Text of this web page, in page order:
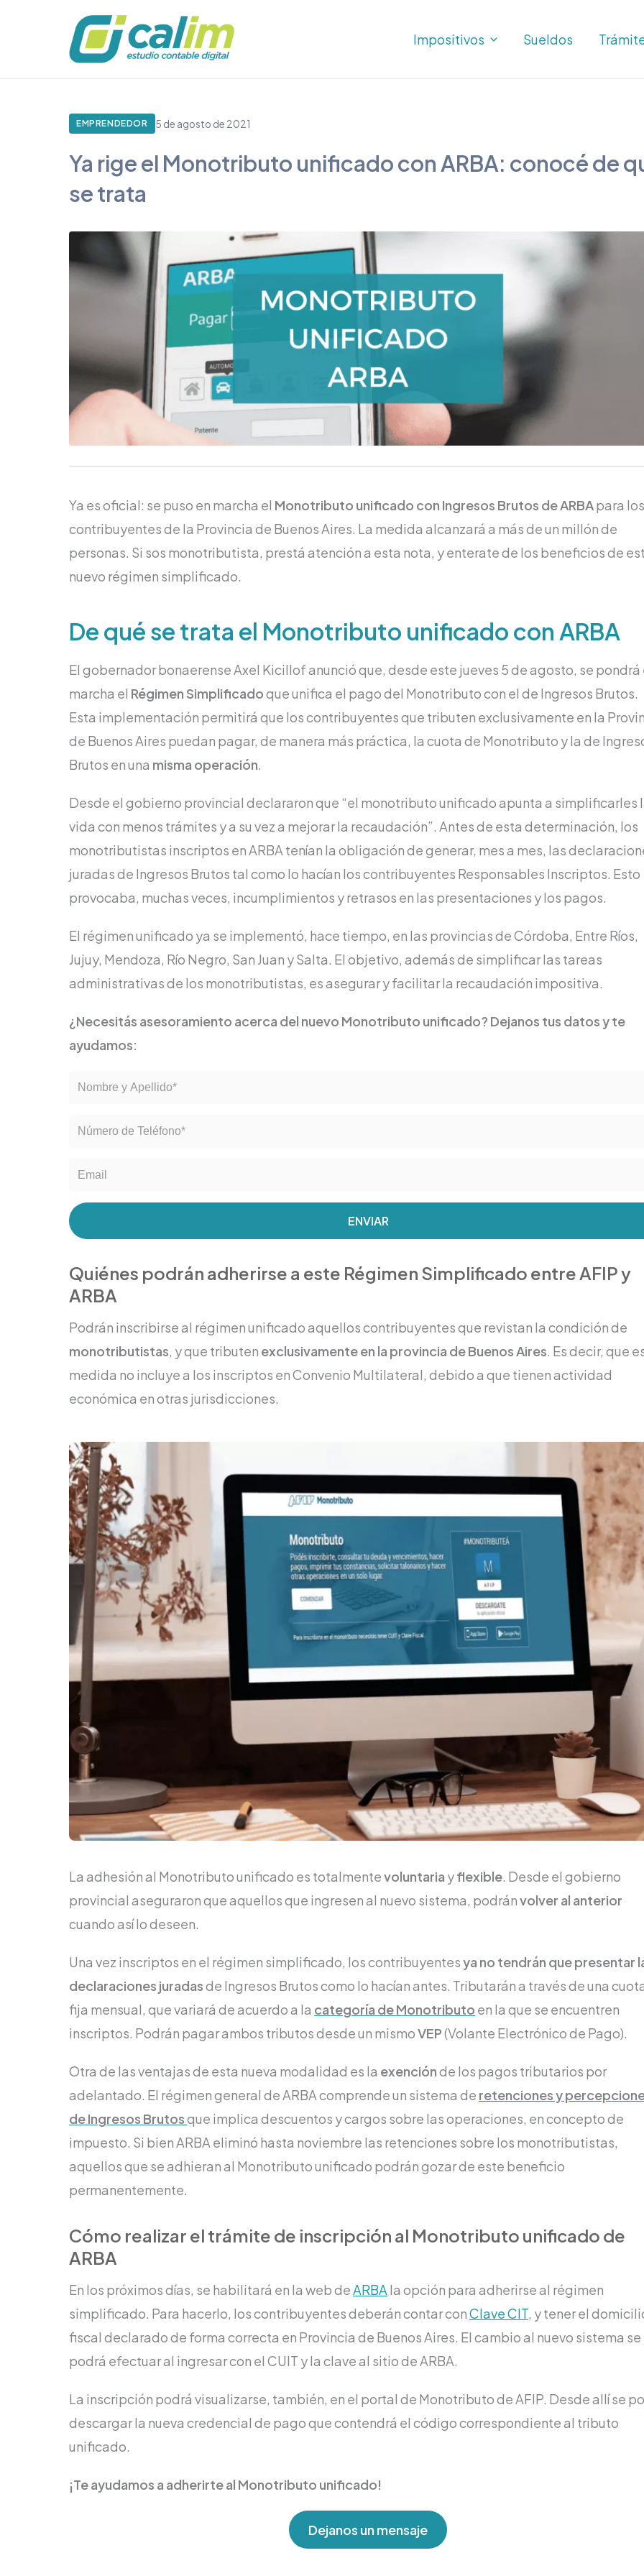
Impositivos Sueldos
EMPRENDEDOR 5 de agosto de 2021
Ya rige el Monotributo unificado con ARBA: conocé de
se trata
Ya es oficial: se puso en marcha el Monotributo unificado con Ingresos Brutos de ARBApara los
contribuyentes de la Provincia de Buenos Aires. La medida alcanzará a más de un millón de
personas. Si sos monotributista, prestá atención a esta nota, y enterate de los beneficios de
nuevo régimen simplificado.
De qué se trata el Monotributo unificado con ARBA
El gobernador bonaerense Axel Kicillof anunció que, desde este jueves 5 de agosto, se pondrá
marcha el Régimen Simplificadoque unifica el pago del Monotributo con el de Ingresos Brutos.
Esta implementación permitirá que los contribuyentes que tributen exclusivamente en la
de Buenos Aires puedan pagar, de manera más práctica, la cuota de Monotributo y la de
Brutos en una misma operación.
Desde el gobierno provincial declararon que “el monotributo unificado apunta a simplificarles
vida con menos trámites y a su vez a mejorar la recaudación”. Antes de esta determinación, los
monotributistas inscriptos en ARBA tenían la obligación de generar, mes a mes, las
juradas de Ingresos Brutos tal como lo hacían los contribuyentes Responsables Inscriptos. Esto
provocaba, muchas veces, incumplimientos y retrasos en las presentaciones y los pagos.
El régimen unificado ya se implementó, hace tiempo, en las provincias de Córdoba, Entre Ríos,
Jujuy, Mendoza, Río Negro, San Juan y Salta. El objetivo, además de simplificar las tareas
administrativas de los monotributistas, es asegurar y facilitar la recaudación impositiva.
¿Necesitás asesoramiento acerca del nuevo Monotributo unificado? Dejanos tus datos y te
ayudamos:
ENVIAR
Quiénes podrán adherirse a este Régimen Simplificado entre AFIP y
ARBA
Podrán inscribirse al régimen unificado aquellos contribuyentes que revistan la condición de
monotributistas, y que tributen exclusivamente en la provincia de Buenos Aires. Es decir, que
medida no incluye a los inscriptos en Convenio Multilateral, debido a que tienen actividad
económica en otras jurisdicciones.
La adhesión al Monotributo unificado es totalmentevoluntaria yflexible. Desde el gobierno
provincial aseguraron que aquellos que ingresen al nuevo sistema, podránvolver al anterior
cuando así lo deseen.
Una vez inscriptos en el régimen simplificado, los contribuyentesya no tendrán que presentar
declaraciones juradasde Ingresos Brutos como lo hacían antes. Tributarán a través de una
fija mensual, que variará de acuerdo a la categoría de Monotributo en la que se encuentren
inscriptos. Podrán pagar ambos tributos desde un mismoVEP(Volante Electrónico de Pago).
Otra de las ventajas de esta nueva modalidad es la exenciónde los pagos tributarios por
adelantado. El régimen general de ARBA comprende un sistema de retenciones y
de Ingresos Brutosque implica descuentos y cargos sobre las operaciones, en concepto de
impuesto. Si bien ARBA eliminó hasta noviembre las retenciones sobre los monotributistas,
aquellos que se adhieran al Monotributo unificado podrán gozar de este beneficio
permanentemente.
Cómo realizar el trámite de inscripción al Monotributo unificado de
ARBA
En los próximos días, se habilitará en la web deARBA la opción para adherirse al régimen
simplificado. Para hacerlo, los contribuyentes deberán contar conClave CIT, y tener el
fiscal declarado de forma correcta en Provincia de Buenos Aires. El cambio al nuevo sistema se
podrá efectuar al ingresar con el CUIT y la clave al sitio de ARBA.
La inscripción podrá visualizarse, también, en el portal de Monotributo de AFIP. Desde allí se
descargar la nueva credencial de pago que contendrá el código correspondiente al tributo
unificado.
¡Te ayudamos a adherirte al Monotributo unificado!
Dejanos un mensaje